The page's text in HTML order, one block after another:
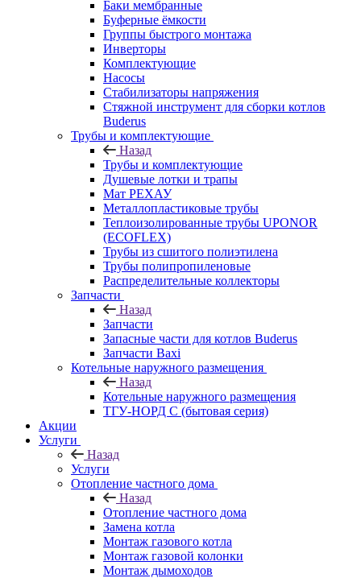
Баки мембранные
Буферные ёмкости
Группы быстрого монтажа
Инверторы
Комплектующие
Насосы
Стабилизаторы напряжения
Стяжной инструмент для сборки котлов
Buderus
Трубы и комплектующие
Назад
Трубы и комплектующие
Душевые лотки и трапы
Мат РЕХАУ
Металлопластиковые трубы
Теплоизолированные трубы UPONOR
(ECOFLEX)
Трубы из сшитого полиэтилена
Трубы полипропиленовые
Распределительные коллекторы
Запчасти
Назад
Запчасти
Запасные части для котлов Buderus
Запчасти Baxi
Котельные наружного размещения
Назад
Котельные наружного размещения
ТГУ-НОРД С (бытовая серия)
Акции
Услуги
Назад
Услуги
Отопление частного дома
Назад
Отопление частного дома
Замена котла
Монтаж газового котла
Монтаж газовой колонки
Монтаж дымоходов